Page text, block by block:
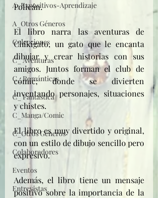
A_Expositivos-Aprendizaje
A_Otros Géneros
Colecciones
C_ Aventuras
C_ Románticas
C_ Fantástica
C_Manga/Comic
C_Otros Géneros
Colaboradores
Eventos
Entrevistas
Policán.
El libro narra las aventuras de
Chikigato, un gato que le encanta
dibujar y crear historias con sus
amigos. Juntos forman el club de
cómic, donde se divierten
inventando personajes, situaciones
y chistes.
El libro es muy divertido y original,
con un estilo de dibujo sencillo pero
expresivo.
Además, el libro tiene un mensaje
positivo sobre la importancia de la